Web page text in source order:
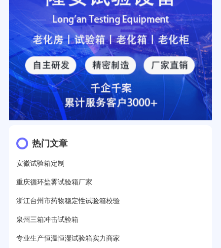
热门文章
安徽试验箱定制
重庆循环盐雾试验箱厂家
浙江台州市药物稳定性试验箱校验
泉州三箱冲击试验箱
专业生产恒温恒湿试验箱实力商家